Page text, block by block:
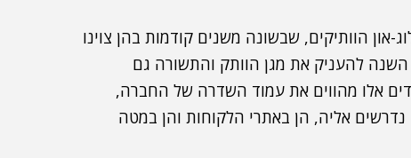
און הוותיקים, שבשונה משנים קודמות בהן צוינו
ומעלה, הוחלט השנה להעניק את מגן הוותק והתשורה גם
בחברה. עובדים אלו מהווים את עמוד השדרה של החברה,
אליה, הן באתרי הלקוחות והן במטה